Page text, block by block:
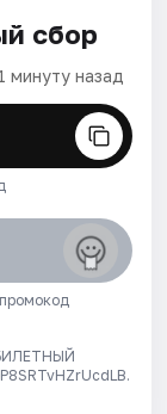
сбор
минуту назад